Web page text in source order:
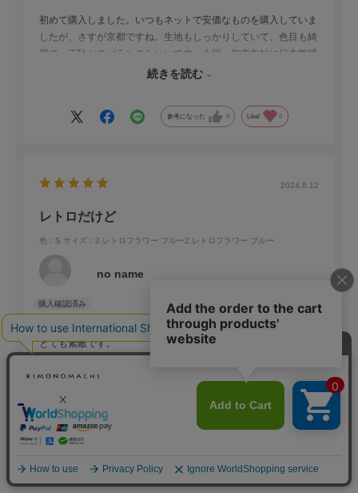
初めて購入しました。いつもネットで安価なものを購入していま
したが、さすが京都ですね。生地もしっかりしていて、色目も綺
麗で、下駄とのバランスもいいです。今回、年末年始に日本舞踊
わー習う事になった中1の娘に買いましたが、またデザイン違い
続きを読む
参考になった 0 Like! 0
2024.8.12
レトロだけど
色：S サイズ：2.レトロフラワー ブルー2.レトロフラワー ブルー
no name
とても素敵です。
上がります。小柄な娘なので、Sサイズがぴったりでした。
0 Like!
2024.8.5